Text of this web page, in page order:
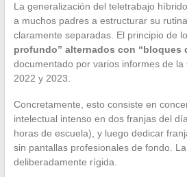
La generalización del teletrabajo
a muchos padres a estructurar su
claramente separadas. El principio de
profundo” alternados con “bloques
documentado por varios informes de la
2022 y 2023.
Concretamente, esto consiste en
intelectual intenso en dos franjas del
horas de escuela), y luego dedicar
sin pantallas profesionales de fondo.
deliberadamente rígida.